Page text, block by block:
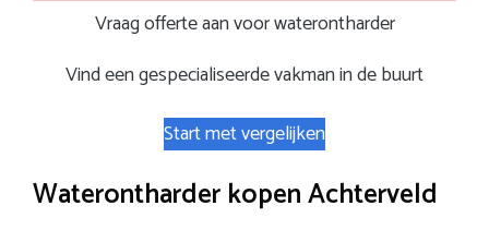
Vraag offerte aan voor waterontharder
Vind een gespecialiseerde vakman in de buurt
Start met vergelijken
Waterontharder kopen Achterveld